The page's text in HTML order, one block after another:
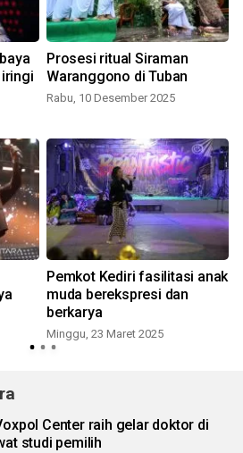
iringi
Prosesi ritual Siraman
Waranggono di Tuban
Rabu, 10 Desember 2025
Pemkot Kediri fasilitasi anak
muda berekspresi dan
berkarya
Minggu, 23 Maret 2025
Center raih gelar doktor di
studi pemilih